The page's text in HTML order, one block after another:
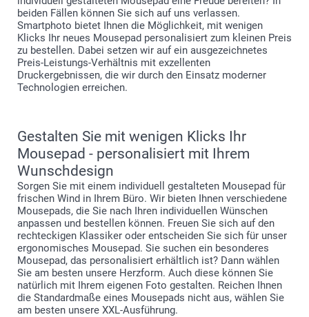
beiden Fällen können Sie sich auf uns verlassen.
Smartphoto bietet Ihnen die Möglichkeit, mit wenigen
Klicks Ihr neues Mousepad personalisiert zum kleinen Preis
zu bestellen. Dabei setzen wir auf ein ausgezeichnetes
Preis-Leistungs-Verhältnis mit exzellenten
Druckergebnissen, die wir durch den Einsatz moderner
Technologien erreichen.
Gestalten Sie mit wenigen Klicks Ihr
Mousepad - personalisiert mit Ihrem
Wunschdesign
Sorgen Sie mit einem individuell gestalteten Mousepad für
frischen Wind in Ihrem Büro. Wir bieten Ihnen verschiedene
Mousepads, die Sie nach Ihren individuellen Wünschen
anpassen und bestellen können. Freuen Sie sich auf den
rechteckigen Klassiker oder entscheiden Sie sich für unser
ergonomisches Mousepad. Sie suchen ein besonderes
Mousepad, das personalisiert erhältlich ist? Dann wählen
Sie am besten unsere Herzform. Auch diese können Sie
natürlich mit Ihrem eigenen Foto gestalten. Reichen Ihnen
die Standardmaße eines Mousepads nicht aus, wählen Sie
am besten unsere XXL-Ausführung.